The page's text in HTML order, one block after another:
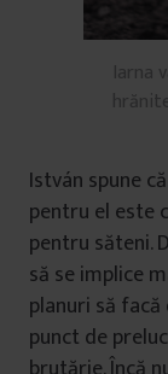
Iarna
István spune
pentru el este
pentru săteni.
să se implice
planuri să
punct de